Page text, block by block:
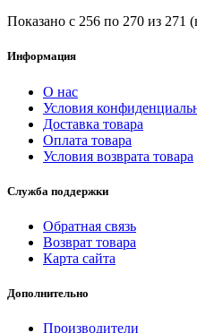
Показано с 256 по 270 из 271
Информация
О нас
Условия
Доставка товара
Оплата товара
Условия возврата товара
Служба поддержки
Обратная связь
Возврат товара
Карта сайта
Дополнительно
Производители